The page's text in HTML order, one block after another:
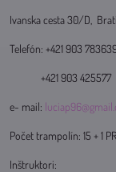
Ivanska cesta 30/D,
Telefón: +421 903
+421 903
e- mail:
Počet trampolín: 15 + 1
Inštruktori: